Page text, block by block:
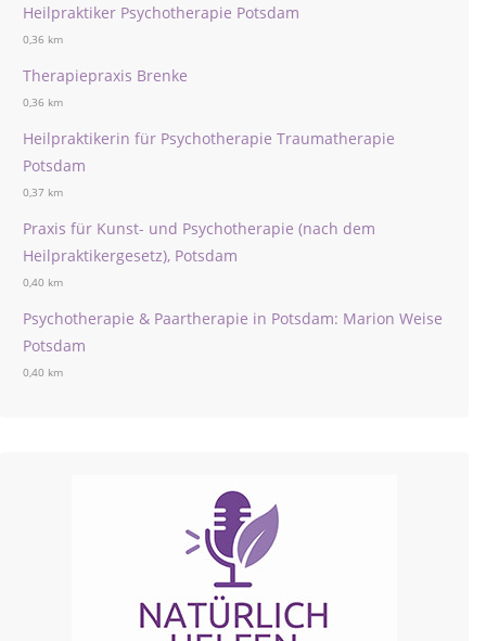
Heilpraktiker Psychotherapie Potsdam
0,36 km
Therapiepraxis Brenke
0,36 km
Heilpraktikerin für Psychotherapie Traumatherapie
Potsdam
0,37 km
Praxis für Kunst- und Psychotherapie (nach dem
Heilpraktikergesetz), Potsdam
0,40 km
Psychotherapie & Paartherapie in Potsdam: Marion Weise
Potsdam
0,40 km